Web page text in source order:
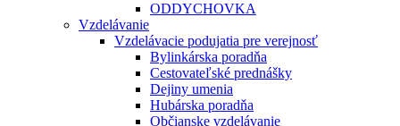
ODDYCHOVKA
Vzdelávanie
Vzdelávacie podujatia pre verejnosť
Bylinkárska poradňa
Cestovateľské prednášky
Dejiny umenia
Hubárska poradňa
Občianske vzdelávanie